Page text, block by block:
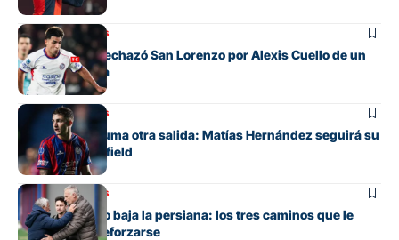
Mercado de pases
La oferta que rechazó San Lorenzo por Alexis Cuello de un
club de España
Mercado de pases
San Lorenzo suma otra salida: Matías Hernández seguirá su
carrera en Banfield
Mercado de pases
San Lorenzo no baja la persiana: los tres caminos que le
quedan para reforzarse